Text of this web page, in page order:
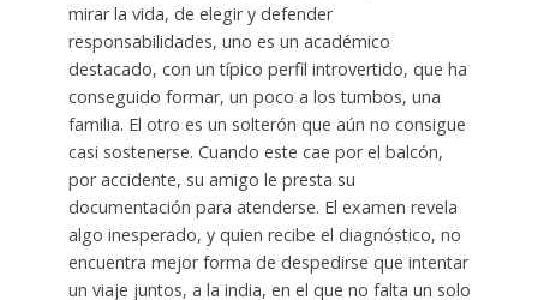
mirar la vida, de elegir y defender
responsabilidades, uno es un académico
destacado, con un típico perfil introvertido, que ha
conseguido formar, un poco a los tumbos, una
familia. El otro es un solterón que aún no consigue
casi sostenerse. Cuando este cae por el balcón,
por accidente, su amigo le presta su
documentación para atenderse. El examen revela
algo inesperado, y quien recibe el diagnóstico, no
encuentra mejor forma de despedirse que intentar
un viaje juntos, a la india, en el que no falta un solo